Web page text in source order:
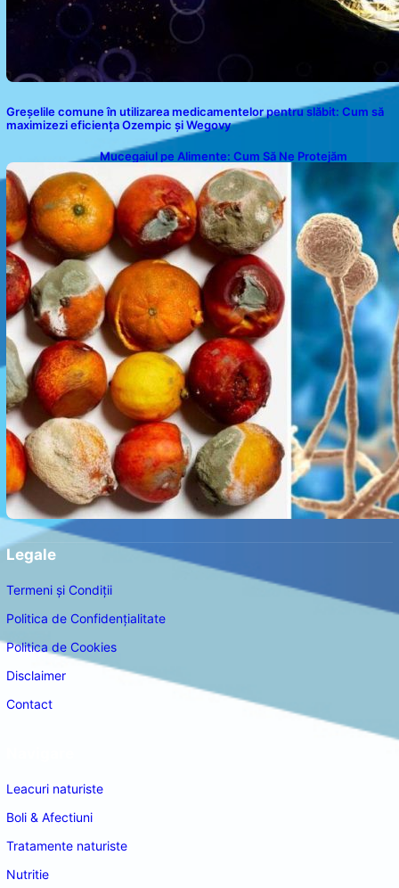
Greșelile comune în utilizarea medicamentelor pentru slăbit: Cum să
maximizezi eficiența Ozempic și Wegovy
Mucegaiul pe Alimente: Cum Să Ne Protejăm
Sănătatea?
Legale
Termeni și Condiții
Politica de Confidențialitate
Politica de Cookies
Disclaimer
Contact
Leacuri naturiste
Boli & Afectiuni
Tratamente naturiste
Nutritie